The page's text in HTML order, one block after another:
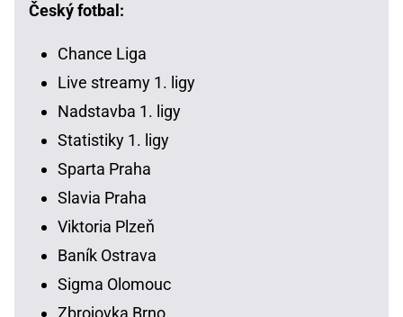
Český fotbal:
Chance Liga
Live streamy 1. ligy
Nadstavba 1. ligy
Statistiky 1. ligy
Sparta Praha
Slavia Praha
Viktoria Plzeň
Baník Ostrava
Sigma Olomouc
Zbrojovka Brno